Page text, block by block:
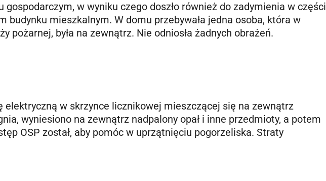
gospodarczym, w wyniku czego doszło również do zadymienia w części
budynku mieszkalnym. W domu przebywała jedna osoba, która w
pożarnej, była na zewnątrz. Nie odniosła żadnych obrażeń.
elektryczną w skrzynce licznikowej mieszczącej się na zewnątrz
wyniesiono na zewnątrz nadpalony opał i inne przedmioty, a potem
OSP został, aby pomóc w uprzątnięciu pogorzeliska. Straty